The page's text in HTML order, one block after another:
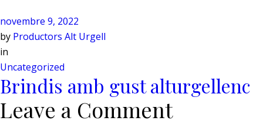
novembre 9, 2022
by Productors Alt Urgell
in
Uncategorized
Brindis amb gust alturgellenc
Leave a Comment